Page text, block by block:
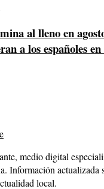
al lleno en
a los españoles en
medio digital
Información actualizada
local.